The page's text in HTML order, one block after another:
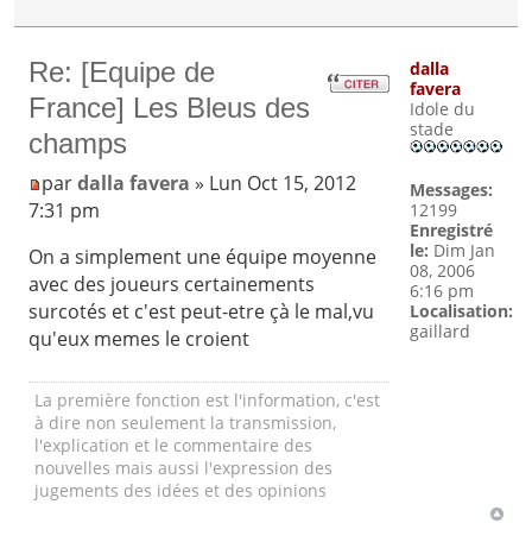
Re: [Equipe de
France] Les Bleus des
champs
pardalla favera » Lun Oct 15, 2012
7:31 pm
On a simplement une équipe moyenne
avec des joueurs certainements
surcotés et c'est peut-etre çà le mal,vu
qu'eux memes le croient
La première fonction est l'information, c'est
à dire non seulement la transmission,
l'explication et le commentaire des
nouvelles mais aussi l'expression des
jugements des idées et des opinions
dalla
favera
Idole du
stade
Messages:
12199
Enregistré
le: Dim Jan
08, 2006
6:16 pm
Localisation:
gaillard